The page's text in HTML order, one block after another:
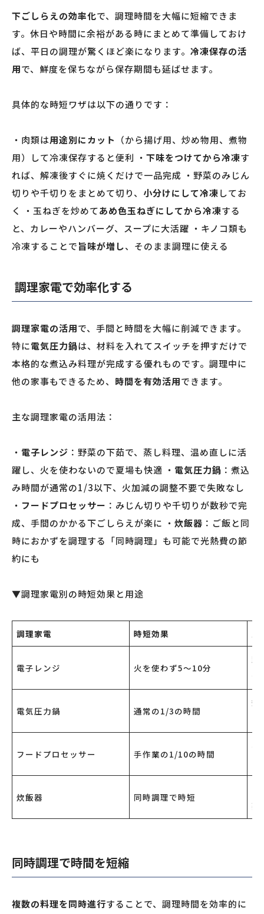
下ごしらえの効率化で、調理時間を大幅に短縮できま
す。休日や時間に余裕がある時にまとめて準備しておけ
ば、平日の調理が驚くほど楽になります。 冷凍保存の活
用で、鮮度を保ちながら保存期間も延ばせます。
具体的な時短ワザは以下の通りです：
・肉類は用途別にカット
（から揚げ用、炒め物用、煮物
用）して冷凍保存すると便利 ・ 下味をつけてから冷凍す
れば、解凍後すぐに焼くだけで一品完成 ・野菜のみじん
切りや千切りをまとめて切り、 小分けにして冷凍してお
く ・玉ねぎを炒めてあめ色玉ねぎにしてから冷凍する
と、カレーやハンバーグ、スープに大活躍 ・キノコ類も
冷凍することで旨味が増し、そのまま調理に使える
調理家電で効率化する
調理家電の活用で、手間と時間を大幅に削減できます。
特に電気圧力鍋は、材料を入れてスイッチを押すだけで
本格的な煮込み料理が完成する優れものです。調理中に
他の家事もできるため、 時間を有効活用できます。
主な調理家電の活用法：
・ 電子レンジ ：野菜の下茹で、蒸し料理、温め直しに活
躍し、火を使わないので夏場も快適 ・ 電気圧力鍋 ：煮込
み時間が通常の1/3以下、火加減の調整不要で失敗なし
・ フードプロセッサー ：みじん切りや千切りが数秒で完
成、手間のかかる下ごしらえが楽に ・ 炊飯器 ：ご飯と同
時におかずを調理する「同時調理」も可能で光熱費の節
約にも
▼調理家電別の時短効果と用途
調理家電 時短効果 主
電子レンジ 火を使わず5～10分
野
電気圧力鍋 通常の1/3の時間
煮
フードプロセッサー 手作業の1/10の時間
炊飯器 同時調理で時短
蒸
同時調理で時間を短縮
複数の料理を同時進行することで、調理時間を効率的に